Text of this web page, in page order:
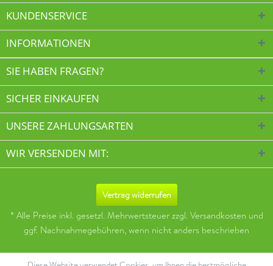
KUNDENSERVICE
INFORMATIONEN
SIE HABEN FRAGEN?
SICHER EINKAUFEN
UNSERE ZAHLUNGSARTEN
WIR VERSENDEN MIT:
Vertrag widerrufen
* Alle Preise inkl. gesetzl. Mehrwertsteuer zzgl. Versandkosten und
ggf. Nachnahmegebühren, wenn nicht anders beschrieben